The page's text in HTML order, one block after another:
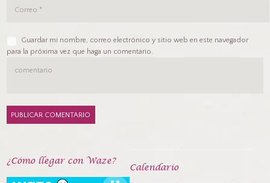
Guardar mi nombre, correo electrónico y sitio web en este navegador
para la próxima vez que haga un comentario.
¿Cómo llegar con Waze?
Calendarío